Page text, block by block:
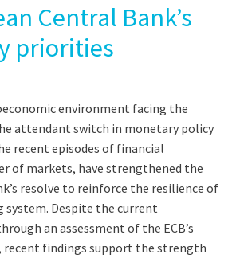
Central Bank’s
priorities
environment facing the
attendant switch in monetary policy
recent episodes of financial
of markets, have strengthened the
resolve to reinforce the resilience of
system. Despite the current
an assessment of the ECB’s
recent findings support the strength